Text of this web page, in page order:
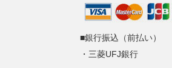
■銀行振込（前払い）
・三菱UFJ銀行